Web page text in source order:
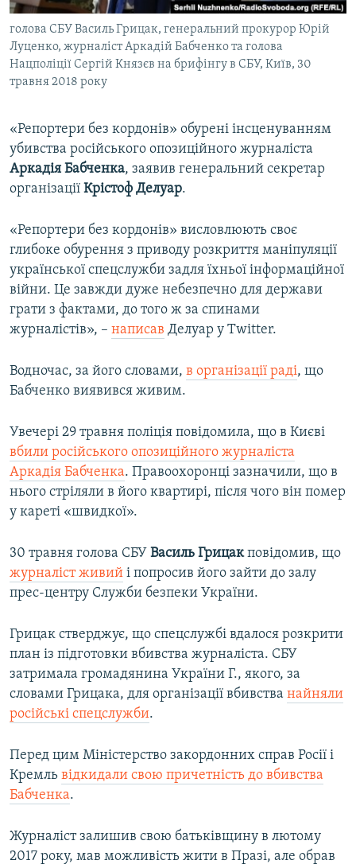
УКРАЇНСЬКА ПРОБЛЕМА КРИМУ
ІНФОГРАФІКА
ДОЛУЧАЙСЯ!
голова СБУ Василь Грицак, генеральний прокурор Юрій
Луценко, журналіст Аркадій Бабченко та голова
Нацполіції Сергій Князєв на брифінгу в СБУ, Київ, 30
травня 2018 року
«Репортери без кордонів» обурені інсценуванням
убивства російського опозиційного журналіста
Аркадія Бабченка, заявив генеральний секретар
організації Крістоф Делуар.
«Репортери без кордонів» висловлюють своє
глибоке обурення з приводу розкриття маніпуляції
української спецслужби задля їхньої інформаційної
війни. Це завжди дуже небезпечно для держави
грати з фактами, до того ж за спинами
журналістів», – написав Делуар у Twitter.
Водночас, за його словами, в організації раді, що
Бабченко виявився живим.
Увечері 29 травня поліція повідомила, що в Києві
вбили російського опозиційного журналіста
Аркадія Бабченка. Правоохоронці зазначили, що в
нього стріляли в його квартирі, після чого він помер
у кареті «швидкої».
30 травня голова СБУ Василь Грицакповідомив, що
журналіст живий і попросив його зайти до залу
прес-центру Служби безпеки України.
Грицак стверджує, що спецслужбі вдалося розкрити
план із підготовки вбивства журналіста. СБУ
затримала громадянина України Г., якого, за
словами Грицака, для організації вбивства найняли
російські спецслужби.
Перед цим Міністерство закордонних справ Росії і
Кремль відкидали свою причетність до вбивства
Бабченка.
Журналіст залишив свою батьківщину в лютому
2017 року, мав можливість жити в Празі, але обрав